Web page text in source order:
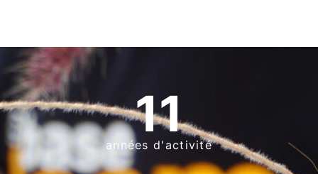
années d'activité
11